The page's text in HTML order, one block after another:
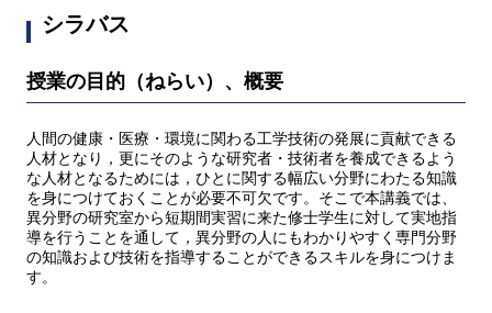
シラバス
授業の目的（ねらい）、概要
人間の健康・医療・環境に関わる工学技術の発展に貢献できる
人材となり，更にそのような研究者・技術者を養成できるよう
な人材となるためには，ひとに関する幅広い分野にわたる知識
を身につけておくことが必要不可欠です。そこで本講義では、
異分野の研究室から短期間実習に来た修士学生に対して実地指
導を行うことを通して，異分野の人にもわかりやすく専門分野
の知識および技術を指導することができるスキルを身につけま
す。